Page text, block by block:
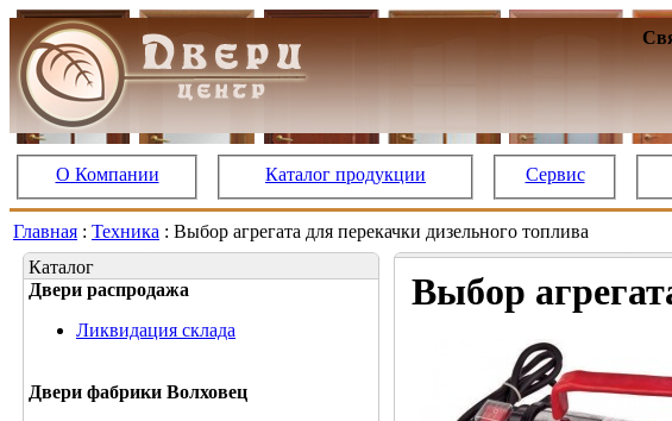
О Компании Каталог продукции Сервис
Главная : Техника : Выбор агрегата для перекачки дизельного топлива
Каталог
Двери распродажа
Ликвидация склада
Двери фабрики Волховец
Выбор